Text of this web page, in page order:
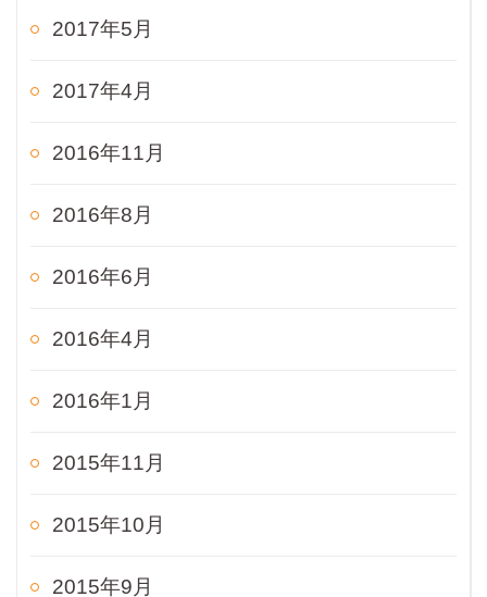
2017年5月
2017年4月
2016年11月
2016年8月
2016年6月
2016年4月
2016年1月
2015年11月
2015年10月
2015年9月